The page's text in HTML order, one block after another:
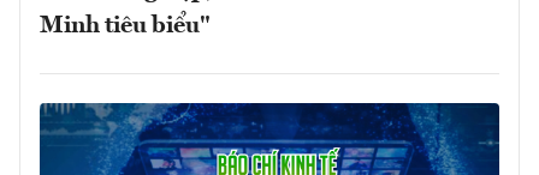
Minh tiêu biểu"